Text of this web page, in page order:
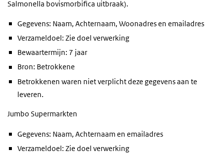
Salmonella bovismorbifica uitbraak).
Gegevens: Naam, Achternaam, Woonadres en emailadres
Verzameldoel: Zie doel verwerking
Bewaartermijn: 7 jaar
Bron: Betrokkene
Betrokkenen waren niet verplicht deze gegevens aan te
leveren.
Jumbo Supermarkten
Gegevens: Naam, Achternaam en emailadres
Verzameldoel: Zie doel verwerking